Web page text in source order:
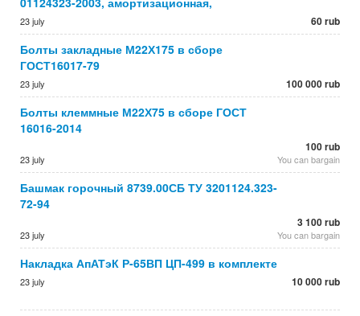
23 july 60 rub
Болты закладные М22Х175 в сборе
ГОСТ16017-79
23 july 100 000 rub
Болты клеммные М22Х75 в сборе ГОСТ
16016-2014
23 july
100 rub
You can bargain
Башмак горочный 8739.00СБ ТУ 3201124.323-
72-94
23 july
3 100 rub
You can bargain
Накладка АпАТэК Р-65ВП ЦП-499 в комплекте
23 july 10 000 rub